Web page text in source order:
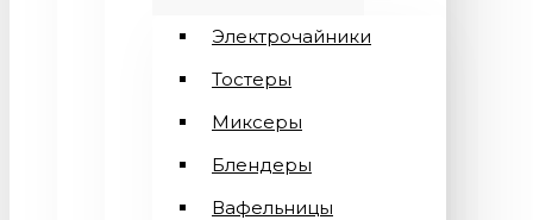
Электрочайники
Тостеры
Миксеры
Блендеры
Вафельницы